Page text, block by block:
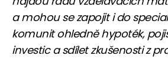
a mohou se zapojit i do
komunit ohledně hypoték,
investic a sdílet zkušenosti z